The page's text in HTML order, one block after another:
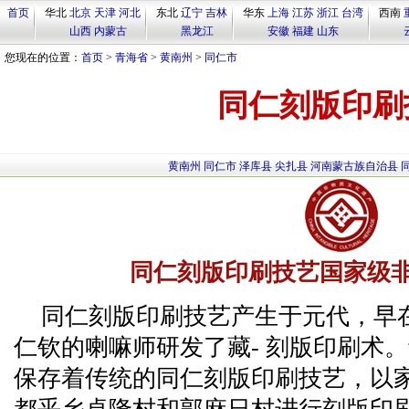
首页 华北 北京 天津 河北
山西 内蒙古
东北 辽宁 吉林
黑龙江
华东 上海 江苏 浙江 台湾
安徽 福建 山东
西南
您现在的位置： 首页 > 青海省 > 黄南州 > 同仁市
同仁刻版印
黄南州 同仁市 泽库县 尖扎县 河南蒙古族自治县
同仁刻版印刷技艺国家级
同仁刻版印刷技艺产生于元代，早
仁钦的喇嘛师研发了藏- 刻版印刷术
保存着传统的同仁刻版印刷技艺，以